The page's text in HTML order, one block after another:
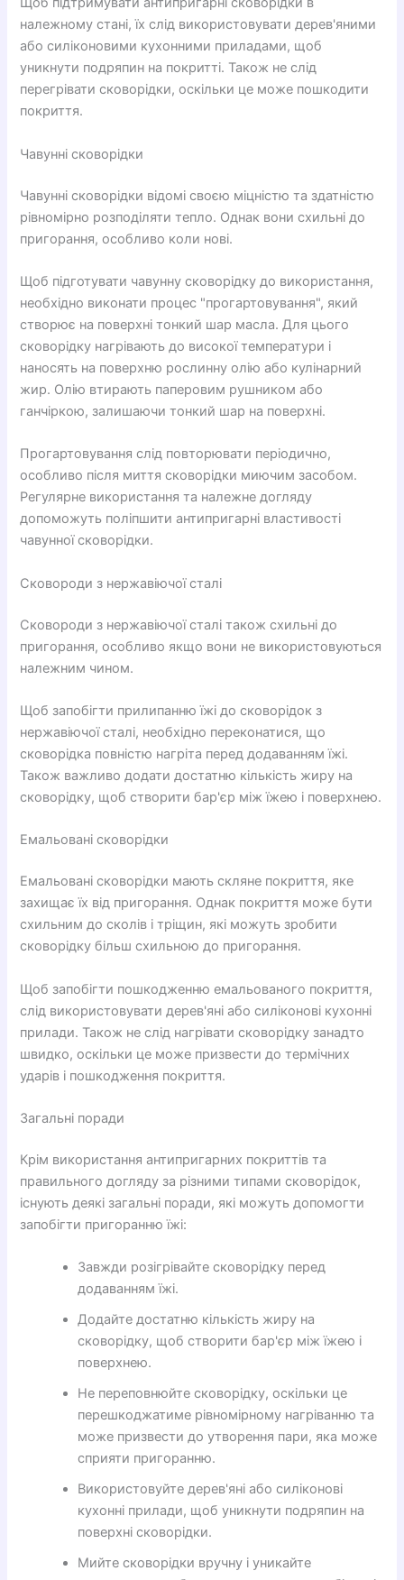
належному стані, їх слід використовувати дерев'яними
або силіконовими кухонними приладами, щоб
уникнути подряпин на покритті. Також не слід
перегрівати сковорідки, оскільки це може пошкодити
покриття.
Чавунні сковорідки
Чавунні сковорідки відомі своєю міцністю та здатністю
рівномірно розподіляти тепло. Однак вони схильні до
пригорання, особливо коли нові.
Щоб підготувати чавунну сковорідку до використання,
необхідно виконати процес "прогартовування", який
створює на поверхні тонкий шар масла. Для цього
сковорідку нагрівають до високої температури і
наносять на поверхню рослинну олію або кулінарний
жир. Олію втирають паперовим рушником або
ганчіркою, залишаючи тонкий шар на поверхні.
Прогартовування слід повторювати періодично,
особливо після миття сковорідки миючим засобом.
Регулярне використання та належне догляду
допоможуть поліпшити антипригарні властивості
чавунної сковорідки.
Сковороди з нержавіючої сталі
Сковороди з нержавіючої сталі також схильні до
пригорання, особливо якщо вони не використовуються
належним чином.
Щоб запобігти прилипанню їжі до сковорідок з
нержавіючої сталі, необхідно переконатися, що
сковорідка повністю нагріта перед додаванням їжі.
Також важливо додати достатню кількість жиру на
сковорідку, щоб створити бар'єр між їжею і поверхнею.
Емальовані сковорідки
Емальовані сковорідки мають скляне покриття, яке
захищає їх від пригорання. Однак покриття може бути
схильним до сколів і тріщин, які можуть зробити
сковорідку більш схильною до пригорання.
Щоб запобігти пошкодженню емальованого покриття,
слід використовувати дерев'яні або силіконові кухонні
прилади. Також не слід нагрівати сковорідку занадто
швидко, оскільки це може призвести до термічних
ударів і пошкодження покриття.
Загальні поради
Крім використання антипригарних покриттів та
правильного догляду за різними типами сковорідок,
існують деякі загальні поради, які можуть допомогти
запобігти пригоранню їжі:
Завжди розігрівайте сковорідку перед
додаванням їжі.
Додайте достатню кількість жиру на
сковорідку, щоб створити бар'єр між їжею і
поверхнею.
Не переповнюйте сковорідку, оскільки це
перешкоджатиме рівномірному нагріванню та
може призвести до утворення пари, яка може
сприяти пригоранню.
Використовуйте дерев'яні або силіконові
кухонні прилади, щоб уникнути подряпин на
поверхні сковорідки.
Мийте сковорідки вручну і уникайте